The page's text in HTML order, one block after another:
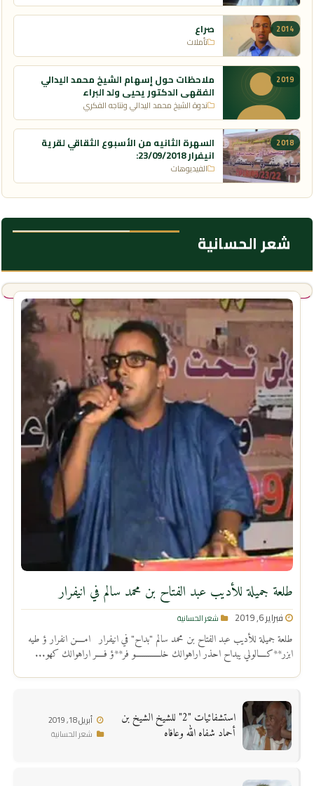
2014 صراع
تأملات
2019 ملاحظات حول إسهام الشيخ محمد اليدالي
الفقهي الدكتور يحيى ولد البراء
ندوة الشيخ محمد اليدالي ونتاجه الفكري
2018 السهرة الثانيه من الأسبوع الثقاقي لقرية
انيفرار 23/09/2018:
الفيديوهات
شعر الحسانية
طلعة جميلة للأديب عبد الفتاح بن محمد سالم في انيفرار
فبراير 6, 2019 شعر الحسانية
طلعة جميلة للأديب عبد الفتاح بن محمد سالم "بداح" في انيفرار امــــن انفرار ؤ طيه
ابزر**كــــالولي يبداح احذر اراهوالك خلــــــــــــو فر**ؤ فــــر اراهوالك كهو...
استشفائيات "2" للشيخ الشيخ بن
أحماد شفاه الله وعافاه
أبريل 18, 2019
شعر الحسانية